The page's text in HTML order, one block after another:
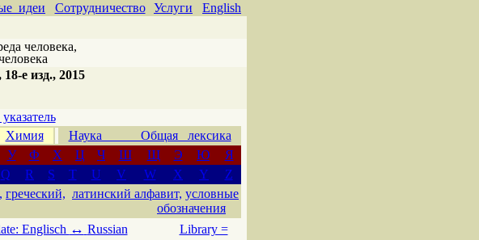
идеи Сотрудничество Услуги
English
человека,
е изд., 2015
Химия
Наука Общая лексика
У Ф Х Ц Ч Ш Щ Э Ю
Я
Q R S T U V W X Y
Z
греческий, латинский алфавит, условные
обозначения
Englisch ↔ Russian
Library =